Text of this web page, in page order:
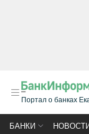
Портал о банках
БАНКИ